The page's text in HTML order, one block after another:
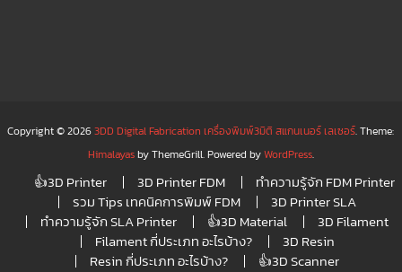
Copyright © 20263DD Digital Fabrication เครื่องพิมพ์3มิติ สแกนเนอร์ เลเซอร์. Theme:
Himalayasby ThemeGrill. Powered byWordPress.
👍3D Printer 3D Printer FDM
ทำความรู้จัก FDM Printer
รวม Tips เทคนิคการพิมพ์ FDM
3D Printer SLA
ทำความรู้จัก SLA Printer
👍3D Material
3D Filament
Filament กี่ประเภท อะไรบ้าง?
3D Resin
Resin กี่ประเภท อะไรบ้าง?
👍3D Scanner